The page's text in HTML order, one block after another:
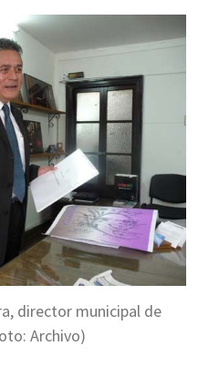
director municipal de
Archivo)